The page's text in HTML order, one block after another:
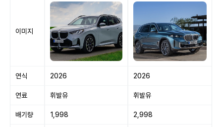
이미지
연식 2026 2026
연료 휘발유 휘발유
배기량 1,998 2,998